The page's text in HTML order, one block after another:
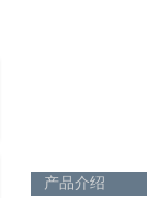
产品介绍